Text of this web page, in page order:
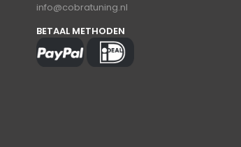
info@cobratuning.nl
BETAAL METHODEN